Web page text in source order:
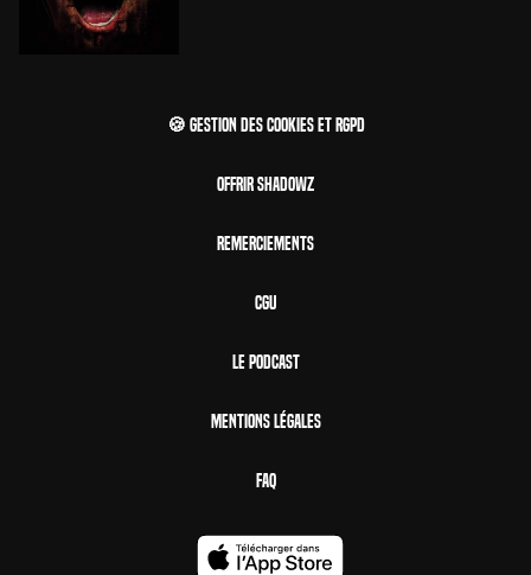
🍪 Gestion des cookies et RGPD
Offrir Shadowz
Remerciements
CGU
Le Podcast
Mentions Légales
FAQ